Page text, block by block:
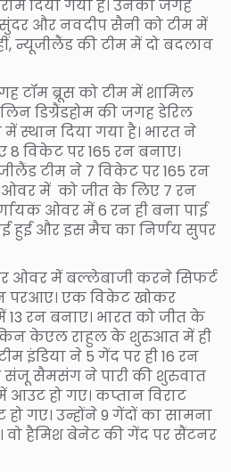
दिया गया है। उनकी जगह
और नवदीप सैनी को टीम में
न्यूजीलैंड की टीम में दो बदलाव
ब्रूस को टीम में शामिल
डिग्रैंडहोम की जगह डेरिल
दिया गया है। भारत ने
विकेट पर 165 रन बनाए।
टीम ने 7 विकेट पर 165 रन
ओवर में को जीत के लिए 7 रन
ओवर में 6 रन ही बना पाई
हुई और इस मैच का निर्णय सुपर
ओवर में बल्लेबाजी करने सिफर्ट
परआए। एक विकेट खोकर
रन बनाए। भारत को जीत के
केएल राहुल के शुरुआत में ही
इंडिया ने 5 गेंद पर ही 16 रन
संजू सैमसंग ने पारी की शुरुवात
हो गए। कप्तान विराट
गए। उन्होंने 9 गेंदों का सामना
वो हैमिश बेनेट की गेंद पर सैंटनर